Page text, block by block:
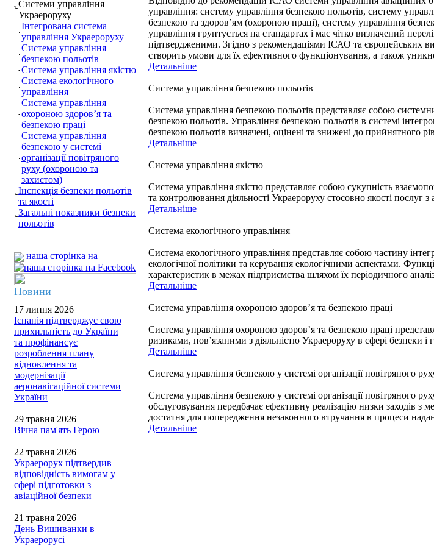
Системи управління
Украероруху
Інтегрована система
управління Украероруху
Система управління
безпекою польотів
Система управління якістю
Система екологічного
управління
Система управління
охороною здоров’я та
безпекою праці
Система управління
безпекою у системі
організації повітряного
руху (охороною та
захистом)
Інспекція безпеки польотів
та якості
Загальні показники безпеки
польотів
наша сторінка на
Новини
17 липня 2026
Іспанія підтверджує свою
прихильність до України
та профінансує
розроблення плану
відновлення та
модернізації
аеронавігаційної системи
України
29 травня 2026
Вічна пам'ять Герою
22 травня 2026
Украерорух підтвердив
відповідність вимогам у
сфері підготовки з
авіаційної безпеки
21 травня 2026
День Вишиванки в
Украерорусі
управління: систему управління безпекою польотів, систему
безпекою та здоров’ям (охороною праці), систему управління
управління грунтується на стандартах і має чітко визначений
підтвердженими. Згідно з рекомендаціями ІСАО та європейських
створить умови для їх ефективного функціонування, а також
Детальніше
Система управління безпекою польотів
Система управління безпекою польотів представляє собою
безпекою польотів. Управління безпекою польотів в системі
безпекою польотів визначені, оцінені та знижені до прийнятного
Детальніше
Система управління якістю
Система управління якістю представляє собою сукупність
та контролювання діяльності Украероруху стосовно якості послуг з
Детальніше
Система екологічного управління
Система екологічного управління представляє собою частину
екологічної політики та керування екологічними аспектами.
характеристик в межах підприємства шляхом їх періодичного
Детальніше
Система управління охороною здоров’я та безпекою праці
Система управління охороною здоров’я та безпекою праці
ризиками, пов’язаними з діяльністю Украероруху в сфері безпеки і
Детальніше
Система управління безпекою у системі організації повітряного
Система управління безпекою у системі організації повітряного
обслуговування передбачає ефективну реалізацію низки заходів
достатня для попередження незаконного втручання в процеси
Детальніше